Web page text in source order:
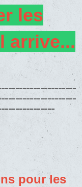
les
arrive...
pour les